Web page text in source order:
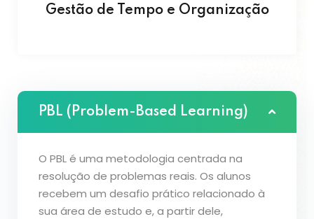
Gestão de Tempo e Organização
PBL (Problem-Based Learning)
O PBL é uma metodologia centrada na
resolução de problemas reais. Os alunos
recebem um desafio prático relacionado à
sua área de estudo e, a partir dele,